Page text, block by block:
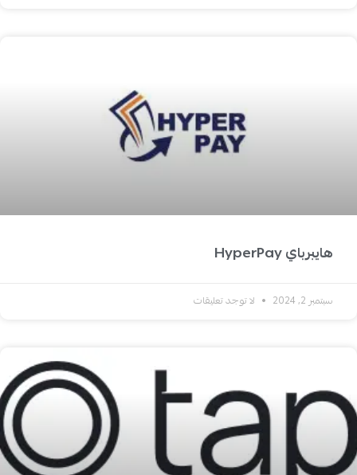
هايبرباي HyperPay
سبتمبر 2, 2024 لا توجد تعليقات